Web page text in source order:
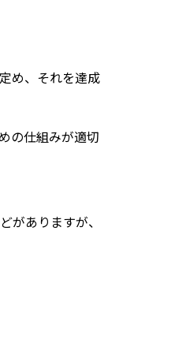
め、それを達成
の仕組みが適切
がありますが、